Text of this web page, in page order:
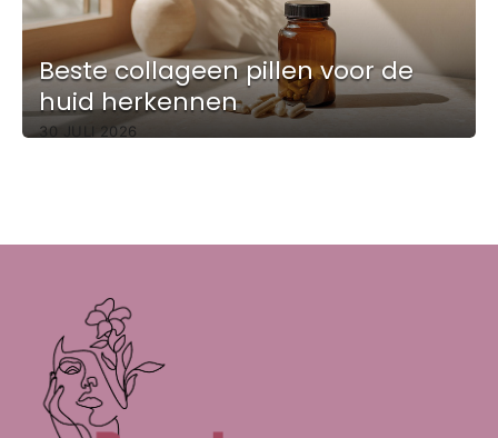
Beste collageen pillen voor de
huid herkennen
30 JULI 2026